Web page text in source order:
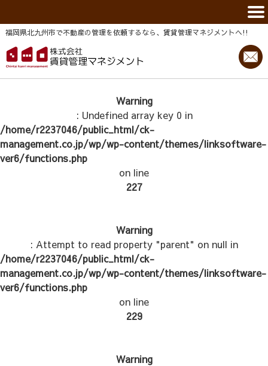
福岡県北九州市で不動産の管理を依頼するなら、賃貸管理マネジメントヘ!!
Warning
: Undefined array key 0 in
/home/r2237046/public_html/ck-
management.co.jp/wp/wp-content/themes/linksoftware-
ver6/functions.php
on line
227
Warning
: Attempt to read property "parent" on null in
/home/r2237046/public_html/ck-
management.co.jp/wp/wp-content/themes/linksoftware-
ver6/functions.php
on line
229
Warning